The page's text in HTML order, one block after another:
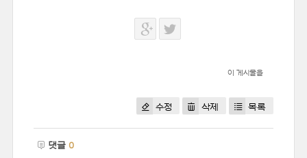
이 게시물을
수정 삭제 목록
댓글 0